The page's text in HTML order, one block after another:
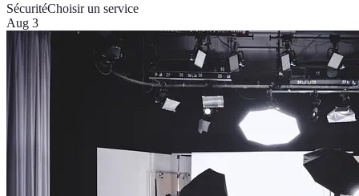
SécuritéChoisir un service
Aug 3